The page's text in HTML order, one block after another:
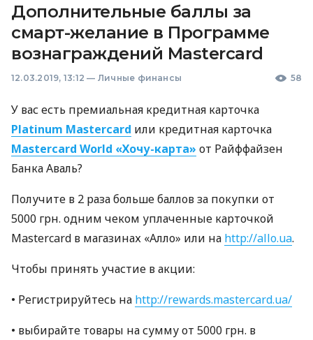
Дополнительные баллы за
смарт-желание в Программе
вознаграждений Mastercard
12.03.2019, 13:12 — Личные финансы 58
У вас есть премиальная кредитная карточка
Platinum Mastercard или кредитная карточка
Mastercard World «Хочу-карта» от Райффайзен
Банка Аваль?
Получите в 2 раза больше баллов за покупки от
5000 грн. одним чеком уплаченные карточкой
Mastercard в магазинах «Алло» или на http://allo.ua.
Чтобы принять участие в акции:
• Регистрируйтесь на http://rewards.mastercard.ua/
• выбирайте товары на сумму от 5000 грн. в